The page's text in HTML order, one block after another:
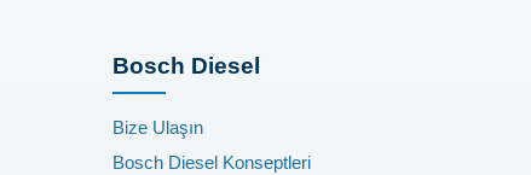
Bosch Diesel
Bize Ulaşın
Bosch Diesel Konseptleri